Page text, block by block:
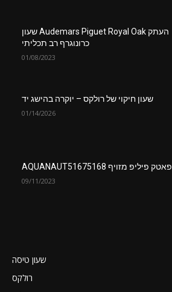
העתק Audemars Piguet Royal Oak שעון
כרונוגרף רב תכליתי
01/08/2023
שעון חיקוי של רולקס – יוקרה בהישג יד
01/14/2026
פאטק פיליפ מזויף AQUANAUT51675168
09/11/2023
שעון טיסה
רולקס